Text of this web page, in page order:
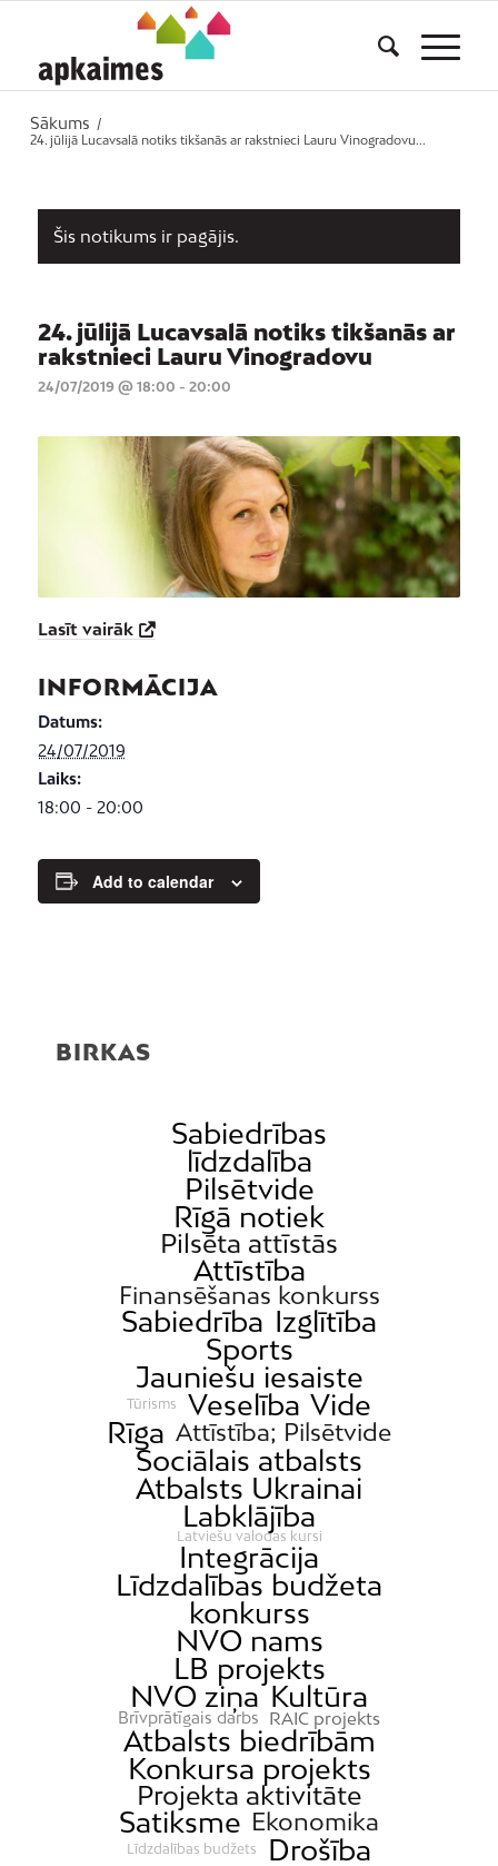
Sākums
/
24. jūlijā Lucavsalā notiks tikšanās ar rakstnieci Lauru Vinogradovu...
Šis notikums ir pagājis.
24. jūlijā Lucavsalā notiks tikšanās ar
rakstnieci Lauru Vinogradovu
24/07/2019 @ 18:00 - 20:00
Lasīt vairāk
INFORMĀCIJA
Datums:
24/07/2019
Laiks:
18:00 - 20:00
Add to calendar
BIRKAS
Sabiedrības
līdzdalība
Pilsētvide
Rīgā notiek
Pilsēta attīstās
Attīstība
Finansēšanas konkurss
Sabiedrība Izglītība
Sports
Jauniešu iesaiste
Tūrisms Veselība Vide
Rīga Attīstība; Pilsētvide
Sociālais atbalsts
Atbalsts Ukrainai
Labklājība
Latviešu valodas kursi
Integrācija
Līdzdalības budžeta
konkurss
NVO nams
LB projekts
NVO ziņa Kultūra
Brīvprātīgais darbs RAIC projekts
Atbalsts biedrībām
Konkursa projekts
Projekta aktivitāte
Satiksme Ekonomika
Līdzdalības budžets
Drošība